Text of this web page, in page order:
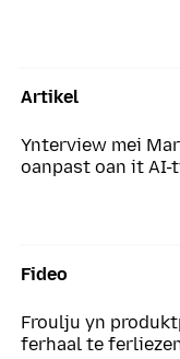
Artikel
Ynterview mei
oanpast oan it AI-
Fideo
Froulju yn
ferhaal te